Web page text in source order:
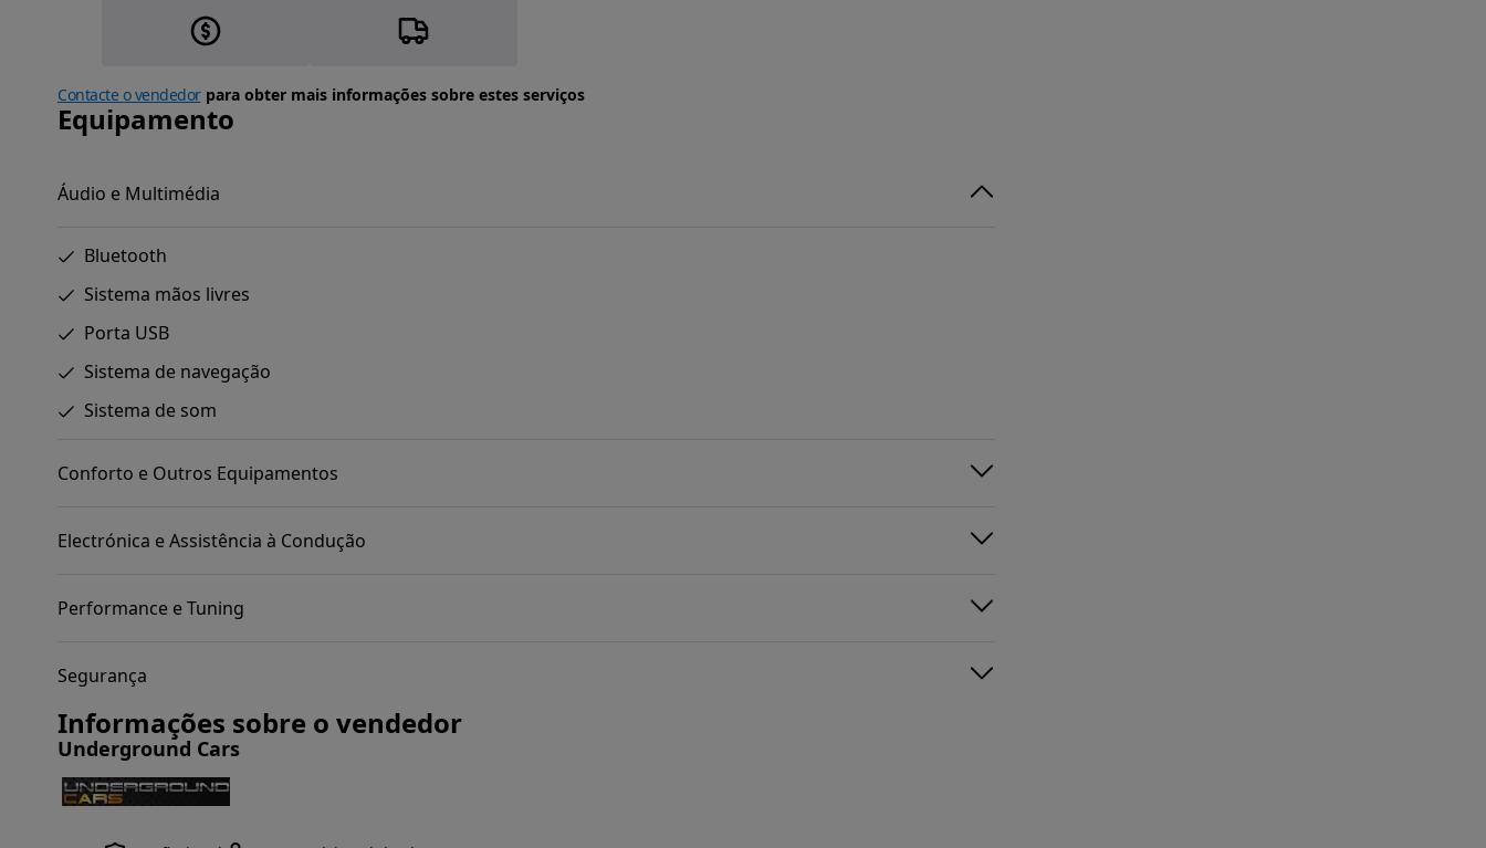
Contacte o vendedorpara obter mais informações sobre estes serviços
Equipamento
Áudio e Multimédia
Bluetooth
Sistema mãos livres
Porta USB
Sistema de navegação
Sistema de som
Conforto e Outros Equipamentos
Electrónica e Assistência à Condução
Performance e Tuning
Segurança
Informações sobre o vendedor
Underground Cars